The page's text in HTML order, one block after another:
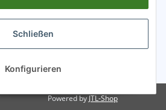
USt.
Powered by JTL-Shop
Schließen
Konfigurieren